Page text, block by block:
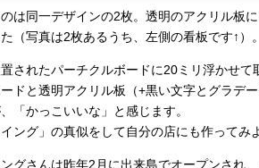
は同一デザインの2枚。透明のアクリル板
（写真は2枚あるうち、左側の看板です↑）。
されたパーチクルボードに20ミリ浮かせて
ドと透明アクリル板（+黒い文字とグラデ
「かっこいいな」と感じます。
イング」の真似をして自分の店にも作ってみ
グさんは昨年2月に出来島でオープンされ